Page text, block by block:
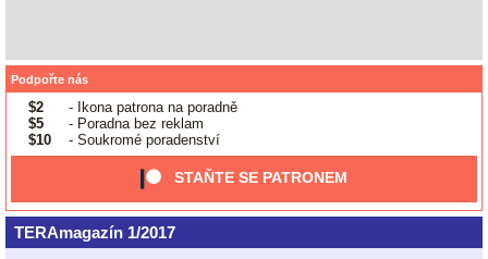
Podpořte nás
$2
- Ikona patrona na poradně
$5
- Poradna bez reklam
$10
- Soukromé poradenství
STAŇTE SE PATRONEM
TERAmagazín 1/2017